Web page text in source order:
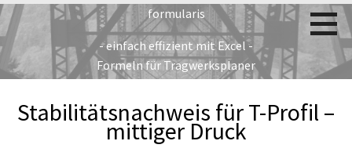
Zum
Inhalt
springen
formularis
- einfach effizient mit Excel -
Formeln für Tragwerksplaner
Stabilitätsnachweis für T-Profil –
mittiger Druck